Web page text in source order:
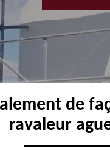
de
ravaleur